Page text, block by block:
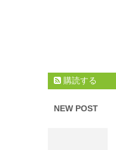
購読する
NEW POST